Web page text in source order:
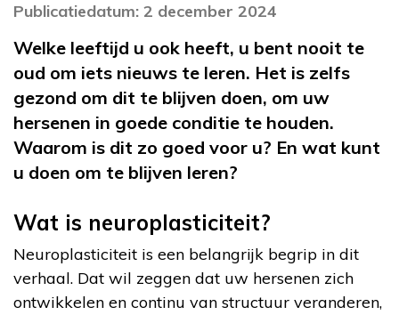
Publicatiedatum: 2 december 2024
Welke leeftijd u ook heeft, u bent nooit te
oud om iets nieuws te leren. Het is zelfs
gezond om dit te blijven doen, om uw
hersenen in goede conditie te houden.
Waarom is dit zo goed voor u? En wat kunt
u doen om te blijven leren?
Wat is neuroplasticiteit?
Neuroplasticiteit is een belangrijk begrip in dit
verhaal. Dat wil zeggen dat uw hersenen zich
ontwikkelen en continu van structuur veranderen,